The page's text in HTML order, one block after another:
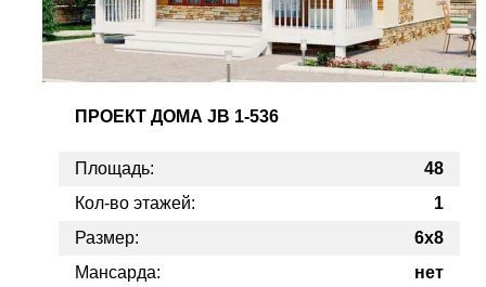
ПРОЕКТ ДОМА JB 1-536
Площадь:
48
Кол-во этажей:
1
Размер:
6х8
Мансарда:
нет